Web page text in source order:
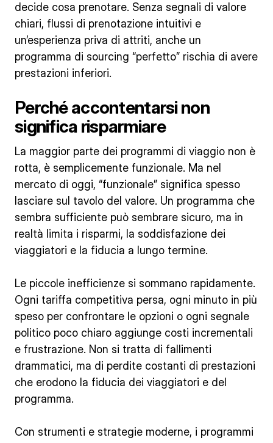
decide cosa prenotare. Senza segnali di valore
chiari, flussi di prenotazione intuitivi e
un’esperienza priva di attriti, anche un
programma di sourcing “perfetto” rischia di avere
prestazioni inferiori.
Perché accontentarsi non
significa risparmiare
La maggior parte dei programmi di viaggio non è
rotta, è semplicemente funzionale. Ma nel
mercato di oggi, “funzionale” significa spesso
lasciare sul tavolo del valore. Un programma che
sembra sufficiente può sembrare sicuro, ma in
realtà limita i risparmi, la soddisfazione dei
viaggiatori e la fiducia a lungo termine.
Le piccole inefficienze si sommano rapidamente.
Ogni tariffa competitiva persa, ogni minuto in più
speso per confrontare le opzioni o ogni segnale
politico poco chiaro aggiunge costi incrementali
e frustrazione. Non si tratta di fallimenti
drammatici, ma di perdite costanti di prestazioni
che erodono la fiducia dei viaggiatori e del
programma.
Con strumenti e strategie moderne, i programmi